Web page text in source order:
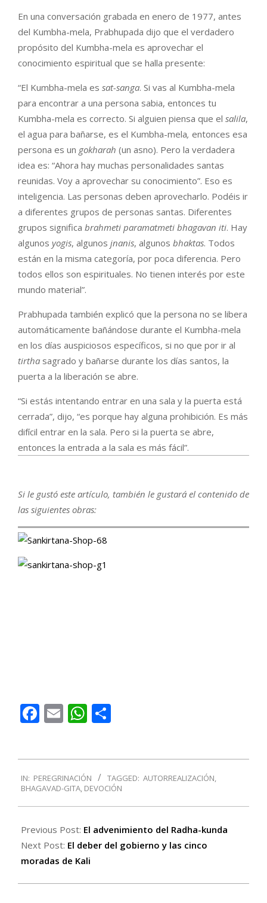
En una conversación grabada en enero de 1977, antes
del Kumbha-mela, Prabhupada dijo que el verdadero
propósito del Kumbha-mela es aprovechar el
conocimiento espiritual que se halla presente:
“El Kumbha-mela es sat-sanga. Si vas al Kumbha-mela
para encontrar a una persona sabia, entonces tu
Kumbha-mela es correcto. Si alguien piensa que el salila,
el agua para bañarse, es el Kumbha-mela, entonces esa
persona es un gokharah (un asno). Pero la verdadera
idea es: “Ahora hay muchas personalidades santas
reunidas. Voy a aprovechar su conocimiento”. Eso es
inteligencia. Las personas deben aprovecharlo. Podéis ir
a diferentes grupos de personas santas. Diferentes
grupos significa brahmeti paramatmeti bhagavan iti. Hay
algunos yogis, algunos jnanis, algunos bhaktas. Todos
están en la misma categoría, por poca diferencia. Pero
todos ellos son espirituales. No tienen interés por este
mundo material”.
Prabhupada también explicó que la persona no se libera
automáticamente bañándose durante el Kumbha-mela
en los días auspiciosos específicos, si no que por ir al
tirtha sagrado y bañarse durante los días santos, la
puerta a la liberación se abre.
“Si estás intentando entrar en una sala y la puerta está
cerrada”, dijo, “es porque hay alguna prohibición. Es más
difícil entrar en la sala. Pero si la puerta se abre,
entonces la entrada a la sala es más fácil”.
Si le gustó este artículo, también le gustará el contenido de
las siguientes obras:
Facebook
EmailWhatsApp
05-
IN: PEREGRINACIÓN TAGGED: AUTORREALIZACIÓN,
BHAGAVAD-GITA, DEVOCIÓN
Previous Post: El advenimiento del Radha-kunda
Next Post: El deber del gobierno y las cinco
moradas de Kali